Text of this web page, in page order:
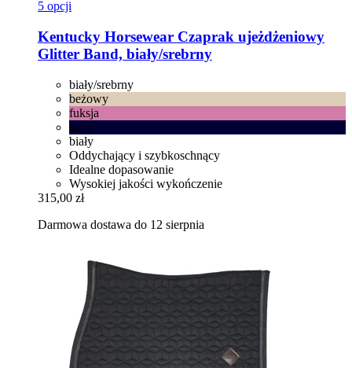
5 opcji
Kentucky Horsewear Czaprak ujeżdżeniowy
Glitter Band, biały/srebrny
biały/srebrny
beżowy
fuksja
navy
biały
Oddychający i szybkoschnący
Idealne dopasowanie
Wysokiej jakości wykończenie
315,00 zł
Darmowa dostawa do 12 sierpnia